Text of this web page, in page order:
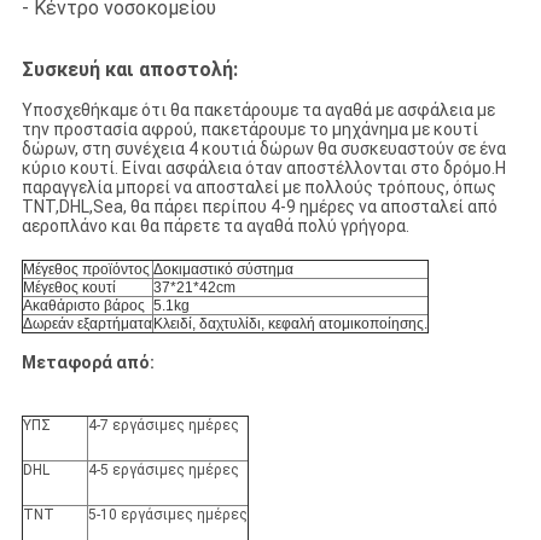
- Κέντρο νοσοκομείου
Συσκευή και αποστολή:
Υποσχεθήκαμε ότι θα πακετάρουμε τα αγαθά με ασφάλεια με
την προστασία αφρού, πακετάρουμε το μηχάνημα με κουτί
δώρων, στη συνέχεια 4 κουτιά δώρων θα συσκευαστούν σε ένα
κύριο κουτί. Είναι ασφάλεια όταν αποστέλλονται στο δρόμο.Η
παραγγελία μπορεί να αποσταλεί με πολλούς τρόπους, όπως
TNT,DHL,Sea, θα πάρει περίπου 4-9 ημέρες να αποσταλεί από
αεροπλάνο και θα πάρετε τα αγαθά πολύ γρήγορα.
Μέγεθος προϊόντος Δοκιμαστικό σύστημα
Μέγεθος κουτί
37*21*42cm
Ακαθάριστο βάρος 5.1kg
Δωρεάν εξαρτήματαΚλειδί, δαχτυλίδι, κεφαλή ατομικοποίησης.
Μεταφορά από:
ΥΠΣ 4-7 εργάσιμες ημέρες
DHL 4-5 εργάσιμες ημέρες
TNT 5-10 εργάσιμες ημέρες